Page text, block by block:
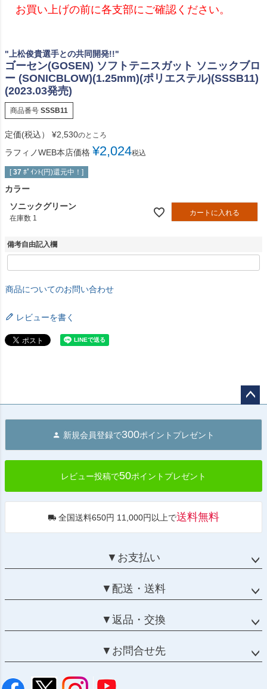
お買い上げの前に各支部にご確認ください。
"上松俊貴選手との共同開発!!"
ゴーセン(GOSEN) ソフトテニスガット ソニックブロ
ー (SONICBLOW)(1.25mm)(ポリエステル)(SSSB11)
(2023.03発売)
商品番号 SSSB11
定価(税込） ¥2,530のところ
ラフィノWEB本店価格 ¥2,024税込
[ 37 ﾎﾟｲﾝﾄ(円)還元中！]
カラー
ソニックグリーン
在庫数 1
カートに入れる
備考自由記入欄
商品についてのお問い合わせ
レビューを書く
へ
新規会員登録で300ポイントプレゼント
レビュー投稿で50ポイントプレゼント
全国送料650円 11,000円以上で送料無料
▼お支払い
▼配送・送料
▼返品・交換
▼お問合せ先